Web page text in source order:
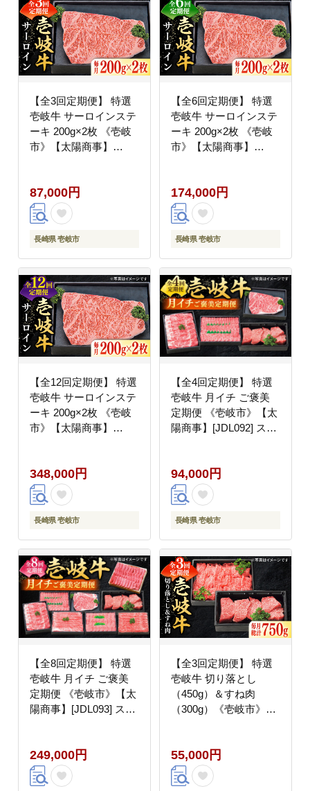
【全3回定期便】 特選
壱岐牛 サーロインステ
ーキ 200g×2枚 《壱岐
市》【太陽商事】
り 87000 87000円
87,000円
長崎県 壱岐市
【全6回定期便】 特選
壱岐牛 サーロインステ
ーキ 200g×2枚 《壱岐
市》【太陽商事】
り 200000 200000円 20
万円
174,000円
長崎県 壱岐市
【全12回定期便】 特選
壱岐牛 サーロインステ
ーキ 200g×2枚 《壱岐
市》【太陽商事】
り 300000 300000円 30
万円
348,000円
長崎県 壱岐市
【全4回定期便】 特選
壱岐牛 月イチ ご褒美
定期便 《壱岐市》【太
陽商事】[JDL092] ステ
ゃぶ 94000 94000円 9
万円
94,000円
長崎県 壱岐市
【全8回定期便】 特選
壱岐牛 月イチ ご褒美
定期便 《壱岐市》【太
陽商事】[JDL093] ステ
ゃぶ 200000 200000円
20万円
249,000円
【全3回定期便】 特選
壱岐牛 切り落とし
（450g）＆すね肉
（300g）《壱岐市》
落し 薄切り すき焼き
しゃぶしゃぶ カレー シ
チュー 煮込み 定期便
55,000円